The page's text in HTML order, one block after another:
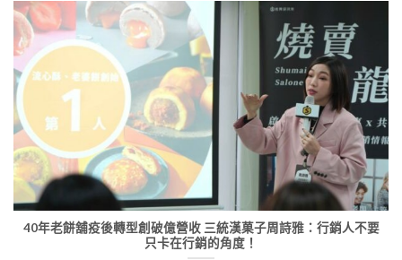
40年老餅舖疫後轉型創破億營收 三統漢菓子周詩雅：行銷人不要
只卡在行銷的角度！